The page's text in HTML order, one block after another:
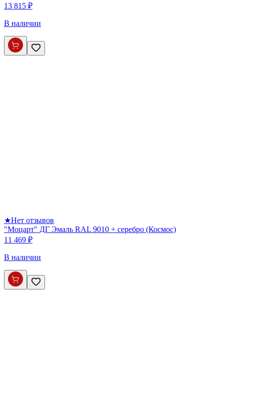
13 815 ₽
В наличии
★Нет отзывов
"Моцарт" ДГ Эмаль RAL 9010 + серебро (Космос)
11 469 ₽
В наличии